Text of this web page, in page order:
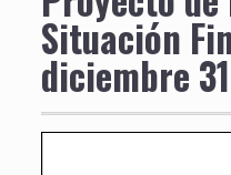
Situación
diciembre